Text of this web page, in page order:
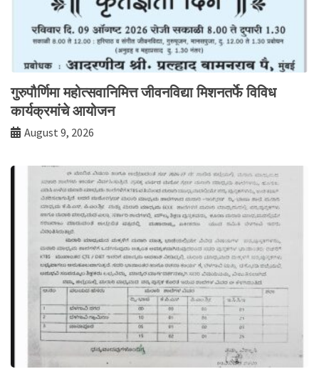
गुरुपौर्णिमा महोत्सवानिमित्त जीवनविद्या मिशनतर्फे विविध
कार्यक्रमांचे आयोजन
August 9, 2026